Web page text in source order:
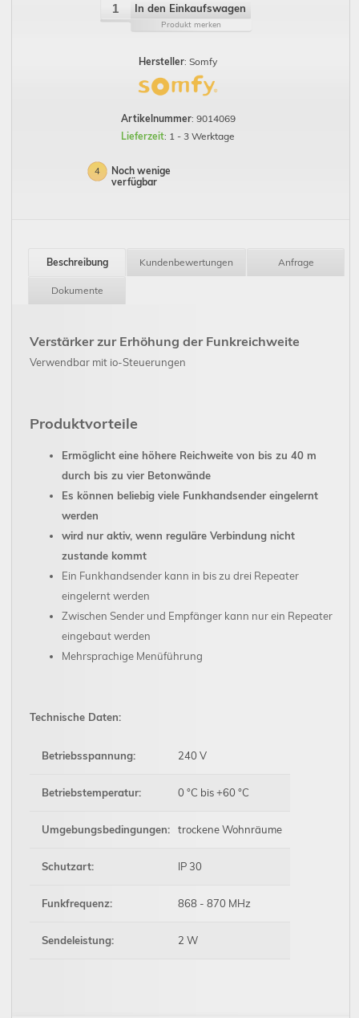
In den Einkaufswagen
Produkt merken
Hersteller: Somfy
Artikelnummer: 9014069
Lieferzeit: 1 - 3 Werktage
4
Noch wenige
verfügbar
Beschreibung Kundenbewertungen Anfrage
Dokumente
Verstärker zur Erhöhung der Funkreichweite
Verwendbar mit io-Steuerungen
Produktvorteile
Ermöglicht eine höhere Reichweite von bis zu 40 m
durch bis zu vier Betonwände
Es können beliebig viele Funkhandsender eingelernt
werden
wird nur aktiv, wenn reguläre Verbindung nicht
zustande kommt
Ein Funkhandsender kann in bis zu drei Repeater
eingelernt werden
Zwischen Sender und Empfänger kann nur ein Repeater
eingebaut werden
Mehrsprachige Menüführung
Technische Daten:
Betriebsspannung: 240 V
Betriebstemperatur: 0 °C bis +60 °C
Umgebungsbedingungen: trockene Wohnräume
Schutzart: IP 30
Funkfrequenz: 868 - 870 MHz
Sendeleistung: 2 W